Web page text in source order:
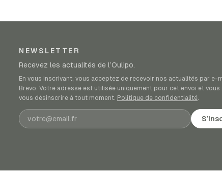
NEWSLETTER
Recevez les actualités de l’Oulipo.
En vous inscrivant, vous acceptez de recevoir nos actualités par e-
Brevo. Votre adresse est utilisée uniquement pour cet envoi et vous
vous désinscrire à tout moment. Politique de confidentialité.
Adresse e-mail